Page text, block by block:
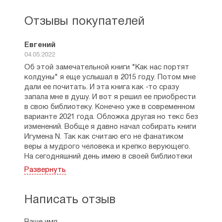
схиигумен Гавриил. Автор книг «От чего
нас хотят «спасти» НЛО, экстрасенсы,
православной?», «Об одном древнем
страхе. Кого и как «портят» колдуны»,
«Между Небом и адом. Путь Истины и путь
заблуждения» и др.
Написать отзыв
Отзывы покупателей
Евгений
04.05.2022
Об этой замечательной книги "Как нас портят
колдуны" я еще услышал в 2015 году. Потом мне
дали ее почитать. И эта книга как -то сразу
запала мне в душу. И вот я решил ее приобрести
в свою библиотеку. Конечно уже в современном
варианте 2021 года. Обложка другая но текс без
изменений. Вобще я давно начал собирать книги
Игумена N. Так как считаю его не фанатиком
веры а мудрого человека и крепко верующего.
На сегодняшний день имею в своей библиотеки
четыре книги. Некоторые написаны языком 1998
года когда интернет был по наслышке и вся
написана уже современным языком,
Развернуть